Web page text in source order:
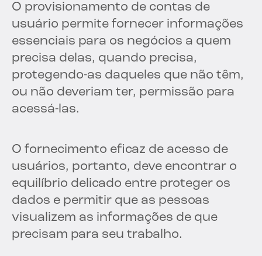
O provisionamento de contas de
usuário permite fornecer informações
essenciais para os negócios a quem
precisa delas, quando precisa,
protegendo-as daqueles que não têm,
ou não deveriam ter, permissão para
acessá-las.
O fornecimento eficaz de acesso de
usuários, portanto, deve encontrar o
equilíbrio delicado entre proteger os
dados e permitir que as pessoas
visualizem as informações de que
precisam para seu trabalho.